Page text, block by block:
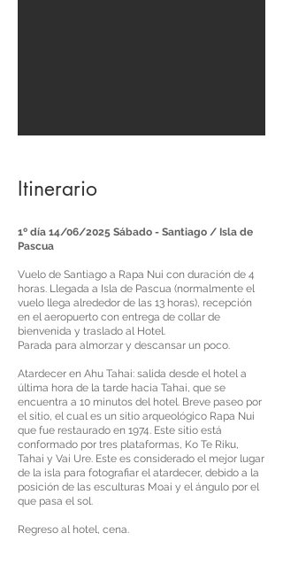
Itinerario
1º día 14/06/2025 Sábado - Santiago / Isla de
Pascua
Vuelo de Santiago a Rapa Nui con duración de 4
horas. Llegada a Isla de Pascua (normalmente el
vuelo llega alrededor de las 13 horas), recepción
en el aeropuerto con entrega de collar de
bienvenida y traslado al Hotel.
Parada para almorzar y descansar un poco.
Atardecer en Ahu Tahai: salida desde el hotel a
última hora de la tarde hacia Tahai, que se
encuentra a 10 minutos del hotel. Breve paseo por
el sitio, el cual es un sitio arqueológico Rapa Nui
que fue restaurado en 1974. Este sitio está
conformado por tres plataformas, Ko Te Riku,
Tahai y Vai Ure. Este es considerado el mejor lugar
de la isla para fotografiar el atardecer, debido a la
posición de las esculturas Moai y el ángulo por el
que pasa el sol.
Regreso al hotel, cena.